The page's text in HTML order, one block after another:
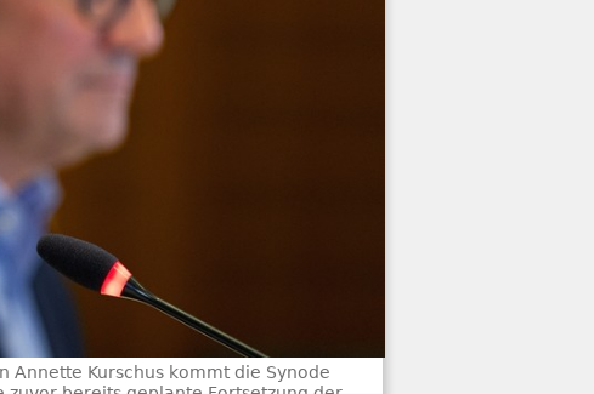
Annette Kurschus kommt die Synode